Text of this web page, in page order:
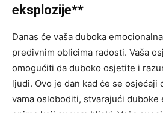
eksplozije**
Danas će vaša duboka
predivnim oblicima radosti. Vaša
omogućiti da duboko osjetite i
ljudi. Ovo je dan kad će se
vama osloboditi, stvarajući duboke